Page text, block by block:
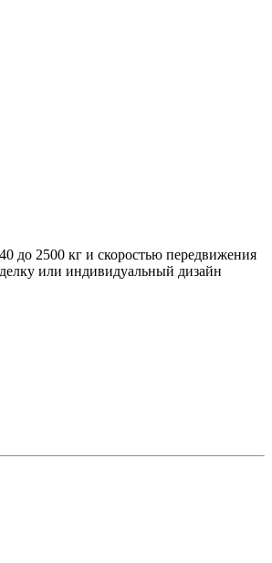
до 2500 кг и скоростью передвижения
или индивидуальный дизайн